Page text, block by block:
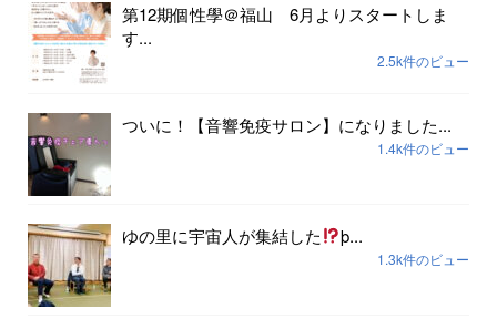
第12期個性學＠福山 6月よりスタートしま
す...
2.5k件のビュー
ついに！【音響免疫サロン】になりました...
1.4k件のビュー
ゆの里に宇宙人が集結した þ...
1.3k件のビュー